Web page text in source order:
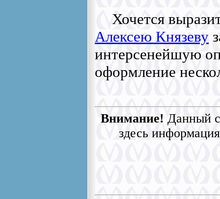
Хочется
Алексею Князеву
интерсенейшую
оформление
Внимание! Данный
здесь